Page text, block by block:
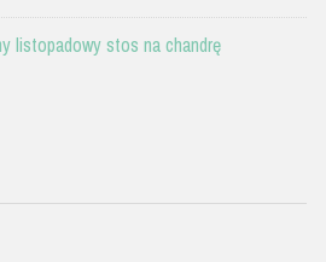
listopadowy stos na chandrę